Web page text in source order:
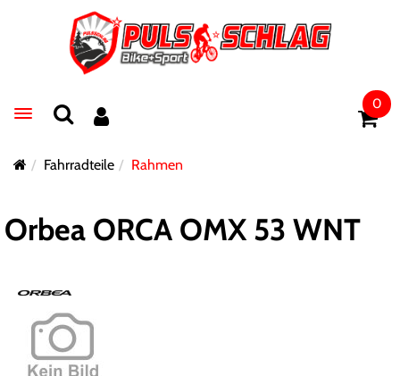
Toggle navigation
0
Fahrradteile Rahmen
Orbea ORCA OMX 53 WNT